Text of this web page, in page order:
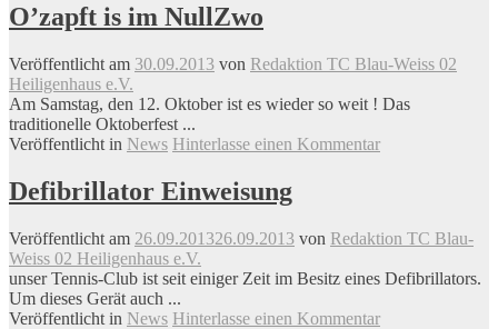
O’zapft is im NullZwo
Veröffentlicht am 30.09.2013 von Redaktion TC Blau-Weiss 02
Heiligenhaus e.V.
Am Samstag, den 12. Oktober ist es wieder so weit ! Das
traditionelle Oktoberfest ...
Veröffentlicht in News Hinterlasse einen Kommentar
Defibrillator Einweisung
Veröffentlicht am 26.09.201326.09.2013 von Redaktion TC Blau-
Weiss 02 Heiligenhaus e.V.
unser Tennis-Club ist seit einiger Zeit im Besitz eines Defibrillators.
Um dieses Gerät auch ...
Veröffentlicht in News Hinterlasse einen Kommentar